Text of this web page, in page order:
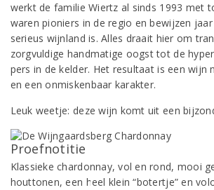
werkt de familie Wiertz al sinds 1993 met
waren pioniers in de regio en bewijzen
serieus wijnland is. Alles draait hier om
zorgvuldige handmatige oogst tot de
pers in de kelder. Het resultaat is een wijn
en een onmiskenbaar karakter.
Leuk weetje: deze wijn komt uit een
Proefnotitie
Klassieke chardonnay, vol en rond, mooi
houttonen, een heel klein “botertje” en